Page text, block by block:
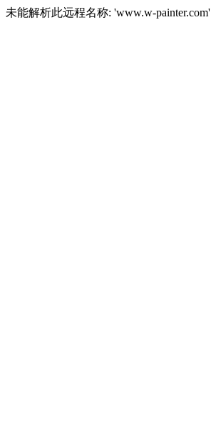
未能解析此远程名称: 'www.w-painter.com'